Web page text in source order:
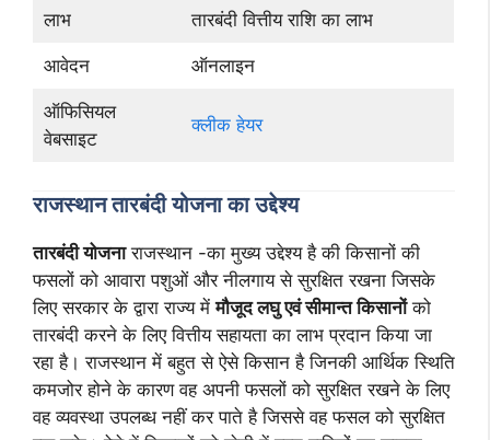
लाभ तारबंदी वित्तीय राशि का लाभ
आवेदन ऑनलाइन
ऑफिसियल
वेबसाइट
क्लीक हेयर
राजस्थान तारबंदी योजना का उद्देश्य
तारबंदी योजनाराजस्थान -का मुख्य उद्देश्य है की किसानों की
फसलों को आवारा पशुओं और नीलगाय से सुरक्षित रखना जिसके
लिए सरकार के द्वारा राज्य मेंमौजूद लघु एवं सीमान्त किसानोंको
तारबंदी करने के लिए वित्तीय सहायता का लाभ प्रदान किया जा
रहा है। राजस्थान में बहुत से ऐसे किसान है जिनकी आर्थिक स्थिति
कमजोर होने के कारण वह अपनी फसलों को सुरक्षित रखने के लिए
वह व्यवस्था उपलब्ध नहीं कर पाते है जिससे वह फसल को सुरक्षित